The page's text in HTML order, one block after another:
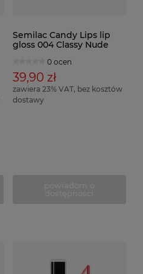
Semilac Candy Lips lip
gloss 004 Classy Nude
0 ocen
39,90 zł
zawiera 23% VAT, bez kosztów
dostawy